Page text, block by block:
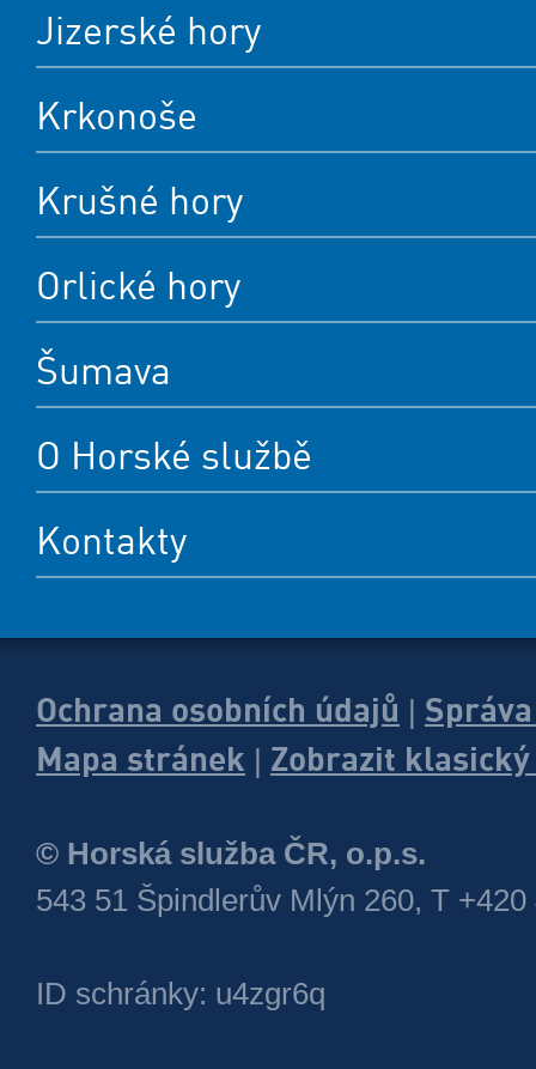
Jizerské hory
Krkonoše
Krušné hory
Orlické hory
Šumava
O Horské službě
Kontakty
Ochrana osobních údajů
Mapa stránek
Zobrazit
© Horská služba ČR, o.p.s.
543 51 Špindlerův Mlýn 260, T +420
ID schránky: u4zgr6q